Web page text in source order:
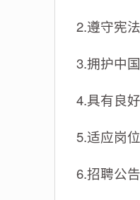
2.遵守宪
3.拥护中
4.具有良
5.适应岗
6.招聘公